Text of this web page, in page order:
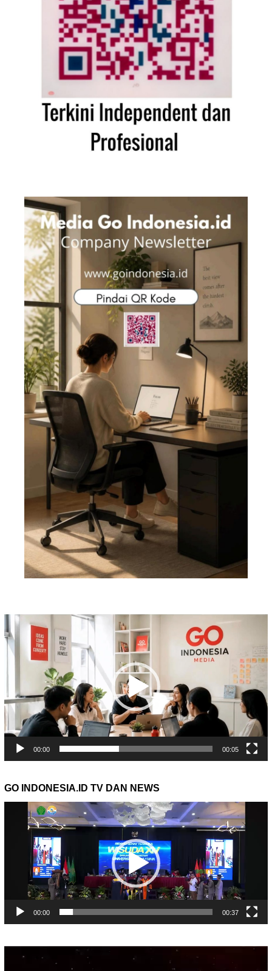
Pemutar
Video
00:00 00:05
GO INDONESIA.ID TV DAN NEWS
Pemutar
00:00 00:37